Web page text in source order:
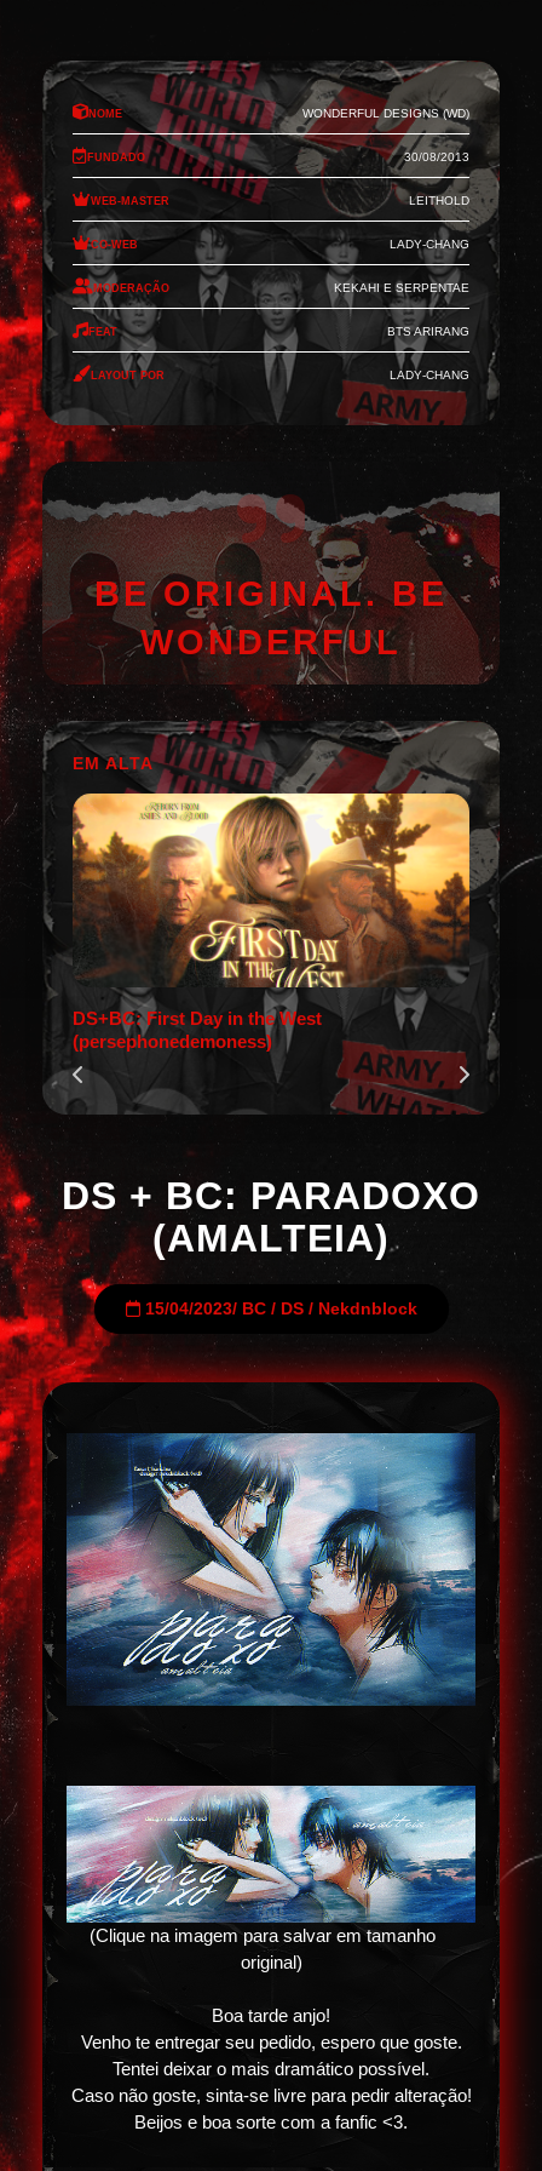
Nome Wonderful Designs (WD)
Fundado 30/08/2013
Web-Master Leithold
Co-Web Lady-Chang
Moderação Kekahi e Serpentae
Feat BTS Arirang
Layout por Lady-Chang
BE ORIGINAL. BE
WONDERFUL
EM ALTA
DS+BC: First Day in the West
(persephonedemoness)
DS + BC: PARADOXO
(AMALTEIA)
15/04/2023/ BC/ DS/ Nekdnblock
(Clique na imagem para salvar em tamanho
original)
Boa tarde anjo!
Venho te entregar seu pedido, espero que goste.
Tentei deixar o mais dramático possível.
Caso não goste, sinta-se livre para pedir alteração!
Beijos e boa sorte com a fanfic <3.